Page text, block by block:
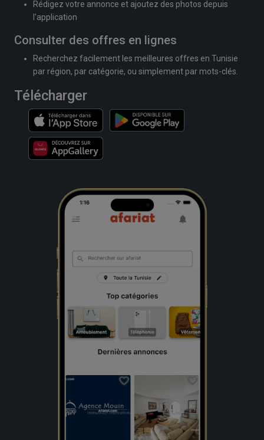
Rédigez votre annonce et ajoutez des photos depuis
l'application
Consulter des offres en lignes
Recherchez facilement les meilleures offres en Tunisie
par région, par catégorie, ou simplement par mots-clés.
Télécharger